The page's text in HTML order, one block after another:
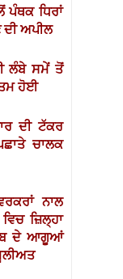
ਪੰਥਕ ਧਿਰਾਂ
ਅਪੀਲ
ਲੰਬੇ ਸਮੇਂ ਤੋਂ
ਹੋਈ
ਦੀ ਟੱਕਰ
ਚਾਲਕ
ਨਾਲ
ਜ਼ਿਲ੍ਹਾ
ਦੇ ਆਗੂਆਂ